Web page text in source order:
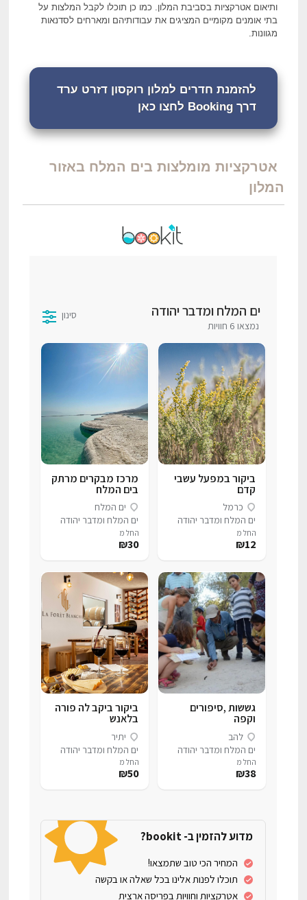
ותיאום אטרקציות בסביבת המלון. כמו כן תוכלו לקבל המלצות על
בתי אומנים מקומיים המציגים את עבודותיהם ומארחים לסדנאות
מגוונות.
להזמנת חדרים למלון רוקסון דזרט ערד
דרך Booking לחצו כאן
אטרקציות מומלצות בים המלח באזור
המלון